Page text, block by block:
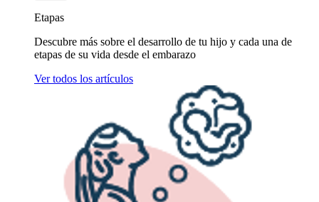
Etapas
Descubre más sobre el desarrollo de tu hijo y cada una de
etapas de su vida desde el embarazo
Ver todos los artículos